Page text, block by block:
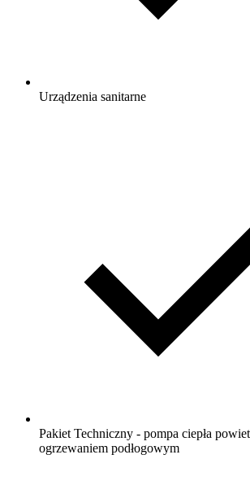
Urządzenia sanitarne
Pakiet Techniczny - pompa ciepła
ogrzewaniem podłogowym